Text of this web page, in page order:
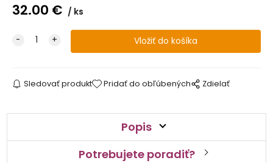
32.00 € ks
Sledovať produkt Pridať do obľúbených Zdielať
Popis
Potrebujete poradiť?